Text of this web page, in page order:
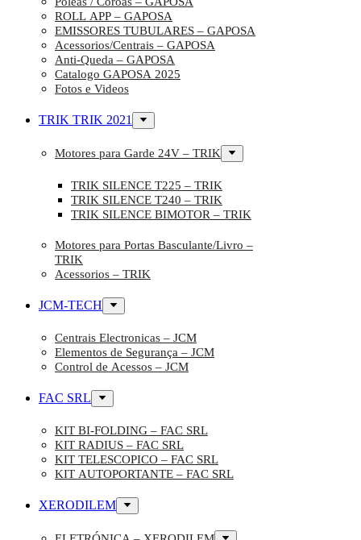
ROLL APP – GAPOSA
EMISSORES TUBULARES – GAPOSA
Acessorios/Centrais – GAPOSA
Anti-Queda – GAPOSA
Catalogo GAPOSA 2025
Fotos e Videos
TRIK TRIK 2021
Motores para Garde 24V – TRIK
TRIK SILENCE T225 – TRIK
TRIK SILENCE T240 – TRIK
TRIK SILENCE BIMOTOR – TRIK
Motores para Portas Basculante/Livro –
TRIK
Acessorios – TRIK
JCM-TECH
Centrais Electronicas – JCM
Elementos de Segurança – JCM
Control de Acessos – JCM
FAC SRL
KIT BI-FOLDING – FAC SRL
KIT RADIUS – FAC SRL
KIT TELESCOPICO – FAC SRL
KIT AUTOPORTANTE – FAC SRL
XERODILEM